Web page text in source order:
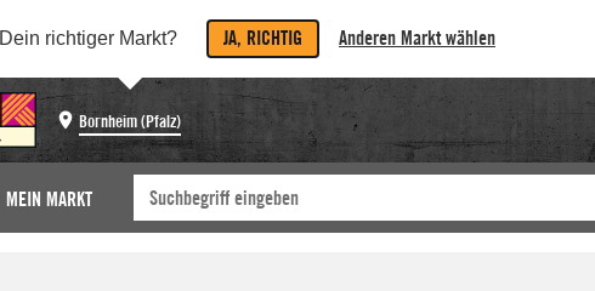
Dein richtiger Markt? JA, RICHTIG Anderen Markt wählen
Bornheim (Pfalz)
MEIN MARKT